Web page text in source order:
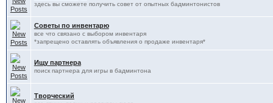
здесь вы сможете получить совет от опытных бадминтонистов
Советы по инвентарю
все что связано с выбором инвентаря
*запрещено оставлять объявления о продаже инвентаря*
Ищу партнера
поиск партнера для игры в бадминтона
Творческий